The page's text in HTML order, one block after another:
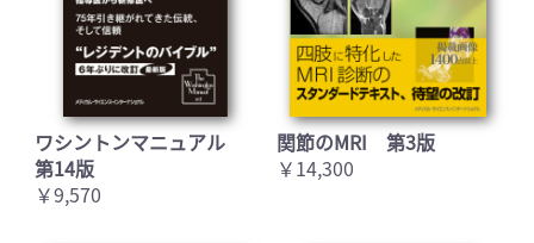
ワシントンマニュアル
第14版
￥9,570
関節のMRI 第3版
￥14,300